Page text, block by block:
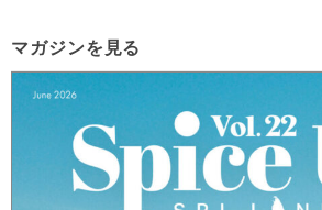
マガジンを見る